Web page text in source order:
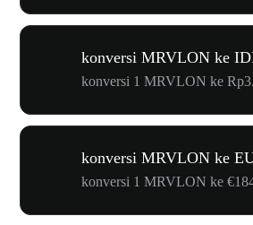
konversi MRVLON ke
konversi 1 MRVLON ke
konversi MRVLON ke
konversi 1 MRVLON ke